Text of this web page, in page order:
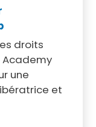
droits
Academy
une
et